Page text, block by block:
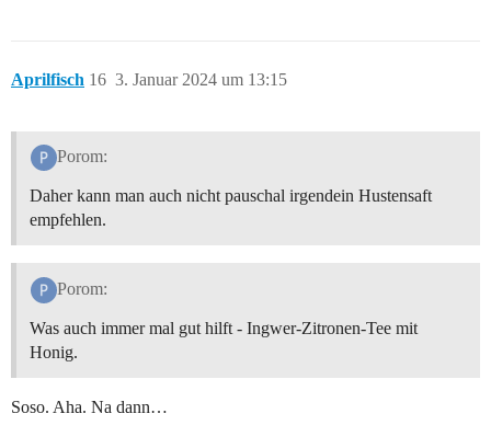
Aprilfisch 3. Januar 2024 um 13:15
16
Porom:
Daher kann man auch nicht pauschal irgendein Hustensaft
empfehlen.
Porom:
Was auch immer mal gut hilft - Ingwer-Zitronen-Tee mit
Honig.
Soso. Aha. Na dann…